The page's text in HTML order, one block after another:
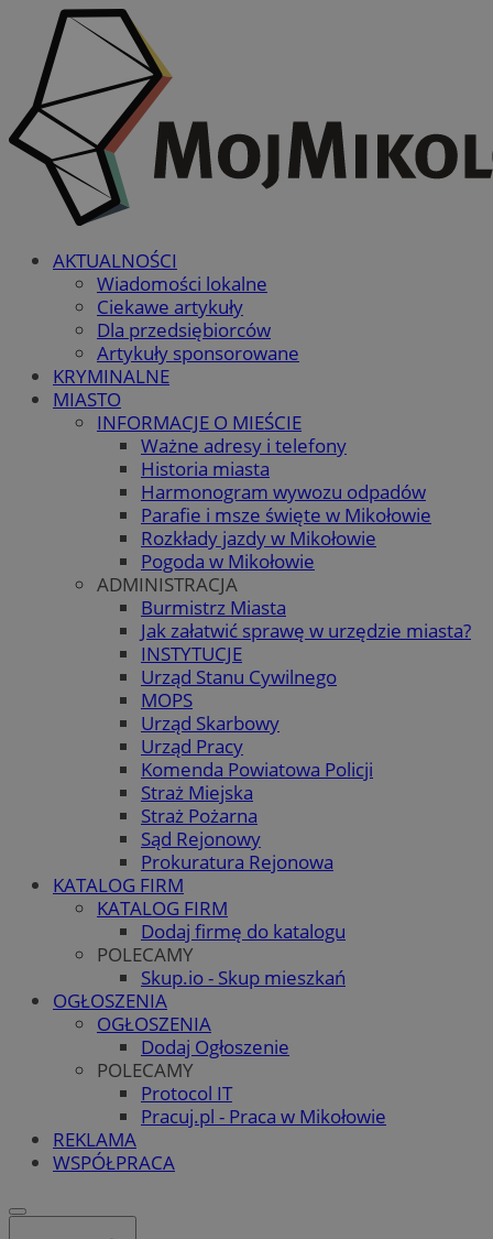
AKTUALNOŚCI
Wiadomości lokalne
Ciekawe artykuły
Dla przedsiębiorców
Artykuły sponsorowane
KRYMINALNE
MIASTO
INFORMACJE O MIEŚCIE
Ważne adresy i telefony
Historia miasta
Harmonogram wywozu odpadów
Parafie i msze święte w Mikołowie
Rozkłady jazdy w Mikołowie
Pogoda w Mikołowie
ADMINISTRACJA
Burmistrz Miasta
Jak załatwić sprawę w urzędzie miasta?
INSTYTUCJE
Urząd Stanu Cywilnego
MOPS
Urząd Skarbowy
Urząd Pracy
Komenda Powiatowa Policji
Straż Miejska
Straż Pożarna
Sąd Rejonowy
Prokuratura Rejonowa
KATALOG FIRM
KATALOG FIRM
Dodaj firmę do katalogu
POLECAMY
Skup.io - Skup mieszkań
OGŁOSZENIA
OGŁOSZENIA
Dodaj Ogłoszenie
POLECAMY
Protocol IT
Pracuj.pl - Praca w Mikołowie
REKLAMA
WSPÓŁPRACA